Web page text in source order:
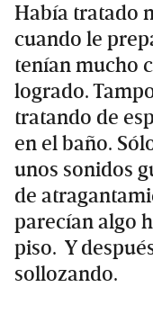
Había tratado
cuando le
tenían mucho
logrado.
tratando de
en el baño.
unos sonidos
de
parecían algo
piso. Y
sollozando.